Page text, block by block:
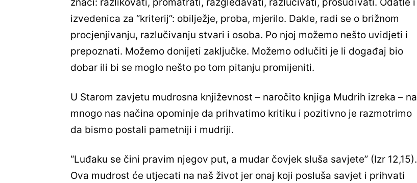
izvedenica za “kriterij”: obilježje, proba, mjerilo. Dakle, radi se o brižnom
procjenjivanju, razlučivanju stvari i osoba. Po njoj možemo nešto uvidjeti i
prepoznati. Možemo donijeti zaključke. Možemo odlučiti je li događaj bio
dobar ili bi se moglo nešto po tom pitanju promijeniti.
U Starom zavjetu mudrosna književnost – naročito knjiga Mudrih izreka – na
mnogo nas načina opominje da prihvatimo kritiku i pozitivno je razmotrimo
da bismo postali pametniji i mudriji.
“Luđaku se čini pravim njegov put, a mudar čovjek sluša savjete” (Izr 12,15).
Ova mudrost će utjecati na naš život jer onaj koji posluša savjet i prihvati